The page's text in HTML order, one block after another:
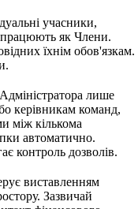
учасники,
працюють як Члени.
їхнім обов'язкам.
лише
керівникам команд,
між кількома
автоматично.
контроль дозволів.
виставленням
Зазвичай